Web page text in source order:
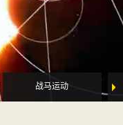
战马运动